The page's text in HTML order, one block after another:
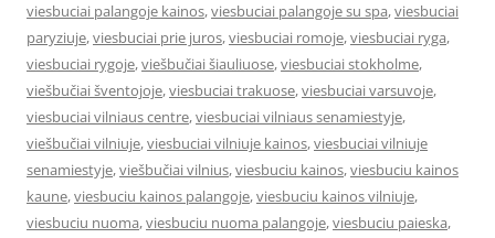
viesbuciai palangoje kainos,viesbuciai palangoje su spa,viesbuciai
paryziuje,viesbuciai prie juros,viesbuciai romoje,viesbuciai ryga,
viesbuciai rygoje,viešbučiai šiauliuose,viesbuciai stokholme,
viešbučiai šventojoje,viesbuciai trakuose,viesbuciai varsuvoje,
viesbuciai vilniaus centre,viesbuciai vilniaus senamiestyje,
viešbučiai vilniuje,viesbuciai vilniuje kainos,viesbuciai vilniuje
senamiestyje,viešbučiai vilnius,viesbuciu kainos,viesbuciu kainos
kaune,viesbuciu kainos palangoje,viesbuciu kainos vilniuje,
viesbuciu nuoma,viesbuciu nuoma palangoje,viesbuciu paieska,